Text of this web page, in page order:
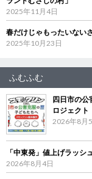
2025年11月4日
春だけじゃもったいない
2025年10月23日
ふむふむ
四日市の公
ロジェク
2026年8月
「中東発」値上げラッ
2026年8月4日